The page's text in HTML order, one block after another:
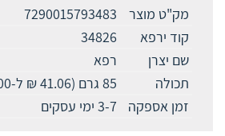
מק"ט מוצר
7290015793483
קוד ירפא
34826
שם יצרן
רפא
תכולה
85 גרם (41.06 ₪ ל-100 גרם)
זמן אספקה
3-7 ימי עסקים